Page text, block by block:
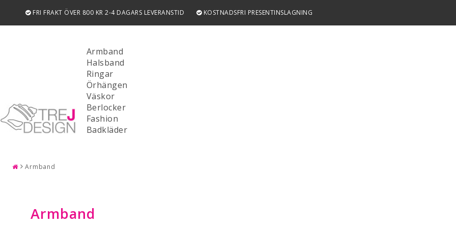
FRI FRAKT ÖVER 800 KR 2-4 DAGARS LEVERANSTID KOSTNADSFRI PRESENTINSLAGNING
Armband
Halsband
Ringar
Örhängen
Väskor
Berlocker
Fashion
Badkläder
SÖK
Armband
Armband